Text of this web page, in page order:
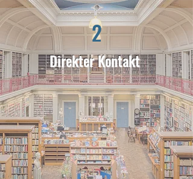
2
Direkter Kontakt